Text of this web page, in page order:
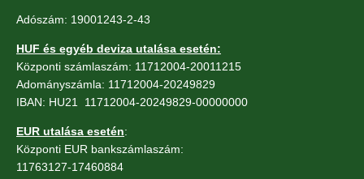
Adószám: 19001243-2-43
HUF és egyéb deviza utalása esetén:
Központi számlaszám: 11712004-20011215
Adományszámla: 11712004-20249829
IBAN: HU21 11712004-20249829-00000000
EUR utalása esetén:
Központi EUR bankszámlaszám:
11763127-17460884